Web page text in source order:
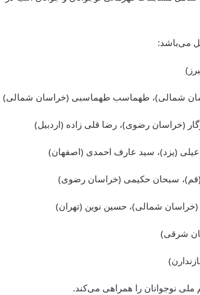
می‌باشد:
ملی نوجوانان را همراهی می‌کند.